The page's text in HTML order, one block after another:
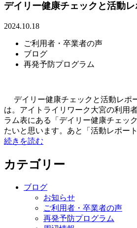
デイリー健康チェックと活動レ
2024.10.18
ご利用者・卒業者の声
ブログ
再発予防プログラム
デイリー健康チェックと活動レポ
は。アイトライリワーク大宮の利用
ラム表にある「デイリー健康チェッ
たいと思います。あと「活動レポー
続きを読む
カテゴリー
ブログ
お知らせ
ご利用者・卒業者の声
再発予防プログラム